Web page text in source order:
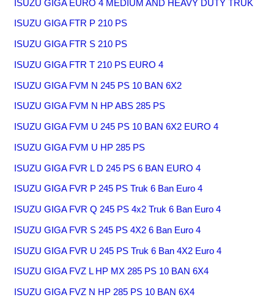
ISUZU GIGA EURO 4 MEDIUM AND HEAVY DUTY TRUK
ISUZU GIGA FTR P 210 PS
ISUZU GIGA FTR S 210 PS
ISUZU GIGA FTR T 210 PS EURO 4
ISUZU GIGA FVM N 245 PS 10 BAN 6X2
ISUZU GIGA FVM N HP ABS 285 PS
ISUZU GIGA FVM U 245 PS 10 BAN 6X2 EURO 4
ISUZU GIGA FVM U HP 285 PS
ISUZU GIGA FVR L D 245 PS 6 BAN EURO 4
ISUZU GIGA FVR P 245 PS Truk 6 Ban Euro 4
ISUZU GIGA FVR Q 245 PS 4x2 Truk 6 Ban Euro 4
ISUZU GIGA FVR S 245 PS 4X2 6 Ban Euro 4
ISUZU GIGA FVR U 245 PS Truk 6 Ban 4X2 Euro 4
ISUZU GIGA FVZ L HP MX 285 PS 10 BAN 6X4
ISUZU GIGA FVZ N HP 285 PS 10 BAN 6X4